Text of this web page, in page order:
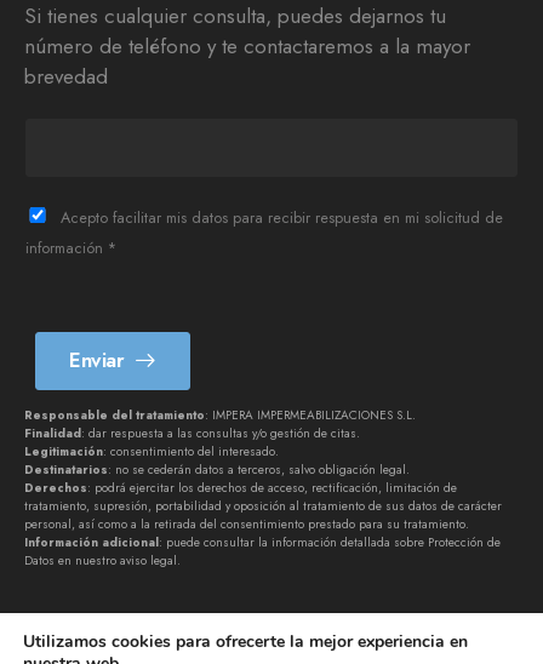
Si tienes cualquier consulta, puedes dejarnos tu
número de teléfono y te contactaremos a la mayor
brevedad
è
f
Acepto facilitar mis datos para recibir respuesta en mi solicitud de
información *
Enviar
Responsable del tratamiento: IMPERA IMPERMEABILIZACIONES S.L.
Finalidad: dar respuesta a las consultas y/o gestión de citas.
Legitimación: consentimiento del interesado.
Destinatarios: no se cederán datos a terceros, salvo obligación legal.
Derechos: podrá ejercitar los derechos de acceso, rectificación, limitación de
tratamiento, supresión, portabilidad y oposición al tratamiento de sus datos de carácter
personal, así como a la retirada del consentimiento prestado para su tratamiento.
Información adicional: puede consultar la información detallada sobre Protección de
Datos en nuestro aviso legal.
Utilizamos cookies para ofrecerte la mejor experiencia en